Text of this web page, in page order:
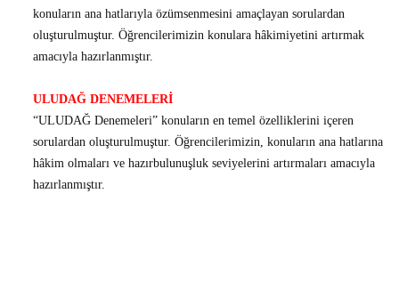
konuların ana hatlarıyla özümsenmesini amaçlayan sorulardan
oluşturulmuştur. Öğrencilerimizin konulara hâkimiyetini artırmak
amacıyla hazırlanmıştır.
ULUDAĞ DENEMELERİ
“ULUDAĞ Denemeleri” konuların en temel özelliklerini içeren
sorulardan oluşturulmuştur. Öğrencilerimizin, konuların ana hatlarına
hâkim olmaları ve hazırbulunuşluk seviyelerini artırmaları amacıyla
hazırlanmıştır.